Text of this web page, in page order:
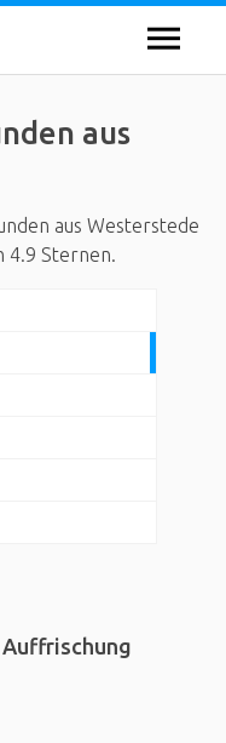
aus
aus Westerstede
4.9 Sternen.